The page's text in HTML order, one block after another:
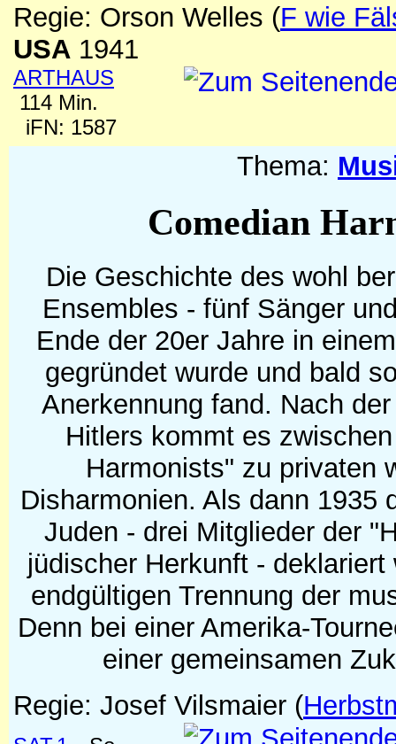
Regie: Orson Welles (F wie
USA 1941
ARTHAUS
114 Min.
iFN: 1587
Thema:
Comedian
Die Geschichte des wohl
Ensembles - fünf Sänger
Ende der 20er Jahre in
gegründet wurde und bald
Anerkennung fand. Nach
Hitlers kommt es
Harmonists" zu privaten
Disharmonien. Als dann 1935
Juden - drei Mitglieder der
jüdischer Herkunft -
endgültigen Trennung der
Denn bei einer Amerika-
einer gemeinsamen
Regie: Josef Vilsmaier (